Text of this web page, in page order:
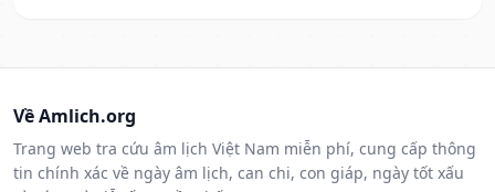
Về Amlich.org
Trang web tra cứu âm lịch Việt Nam miễn phí, cung cấp thông
tin chính xác về ngày âm lịch, can chi, con giáp, ngày tốt xấu